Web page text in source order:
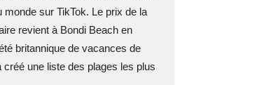
monde sur TikTok. Le prix de la
revient à Bondi Beach en
britannique de vacances de
créé une liste des plages les plus